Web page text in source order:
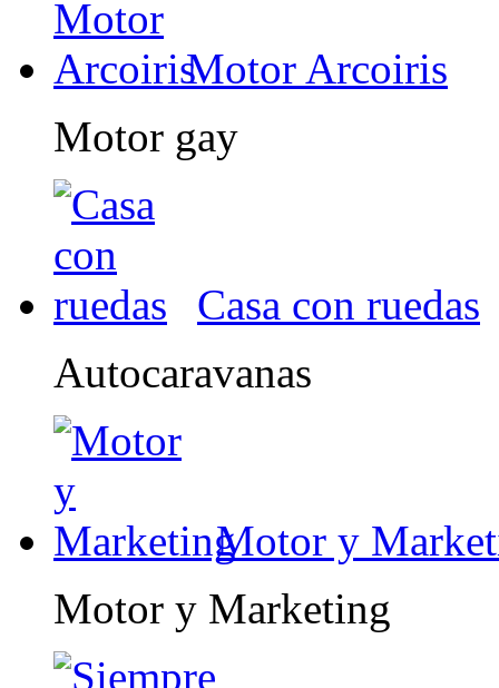
Motor Arcoiris
Motor gay
Casa con ruedas
Autocaravanas
Motor y
Motor y Marketing